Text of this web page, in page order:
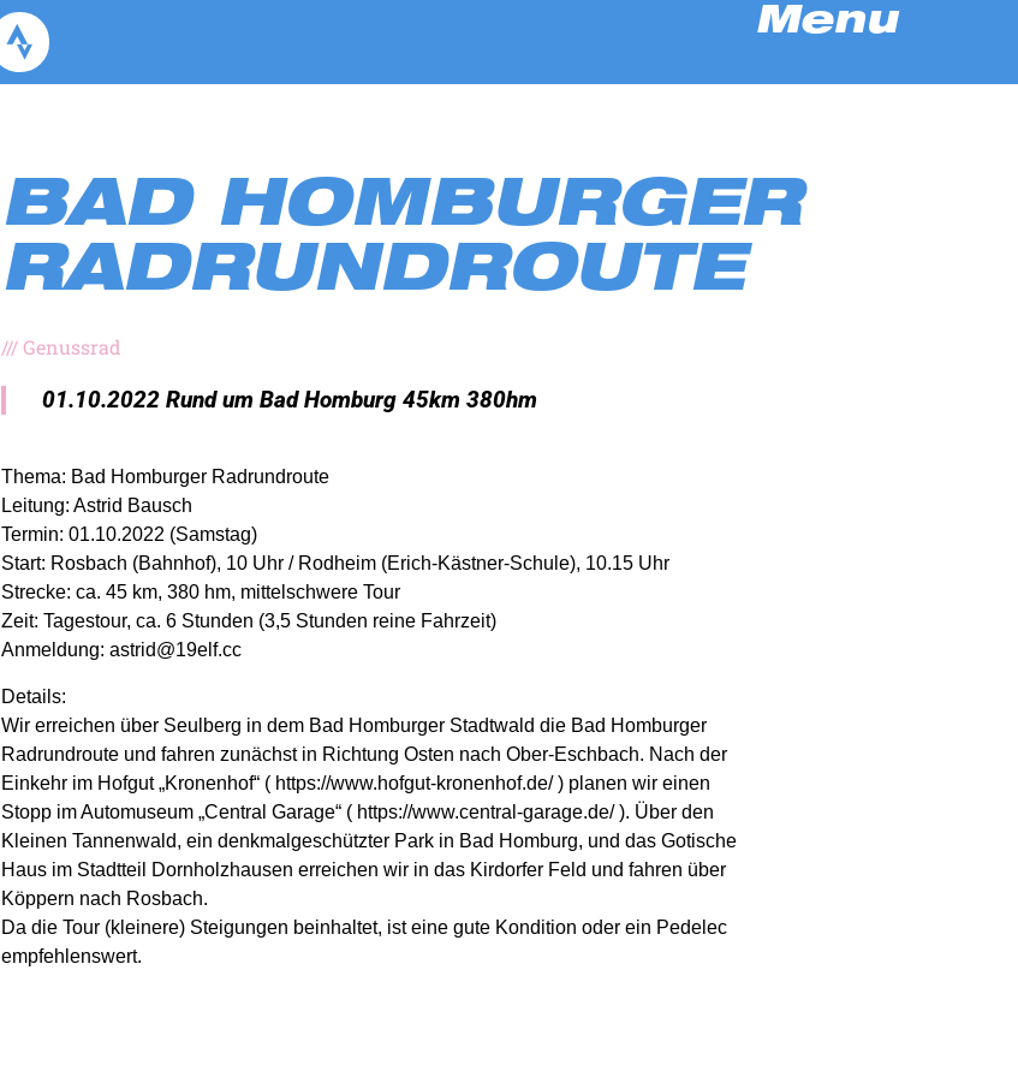
Menu
BAD HOMBURGER
RADRUNDROUTE
///Genussrad
01.10.2022 Rund um Bad Homburg 45km 380hm
Thema: Bad Homburger Radrundroute
Leitung: Astrid Bausch
Termin: 01.10.2022 (Samstag)
Start: Rosbach (Bahnhof), 10 Uhr / Rodheim (Erich-Kästner-Schule), 10.15 Uhr
Strecke: ca. 45 km, 380 hm, mittelschwere Tour
Zeit: Tagestour, ca. 6 Stunden (3,5 Stunden reine Fahrzeit)
Anmeldung: astrid@19elf.cc
Details:
Wir erreichen über Seulberg in dem Bad Homburger Stadtwald die Bad Homburger
Radrundroute und fahren zunächst in Richtung Osten nach Ober-Eschbach. Nach der
Einkehr im Hofgut „Kronenhof“ ( https://www.hofgut-kronenhof.de/ ) planen wir einen
Stopp im Automuseum „Central Garage“ ( https://www.central-garage.de/ ). Über den
Kleinen Tannenwald, ein denkmalgeschützter Park in Bad Homburg, und das Gotische
Haus im Stadtteil Dornholzhausen erreichen wir in das Kirdorfer Feld und fahren über
Köppern nach Rosbach.
Da die Tour (kleinere) Steigungen beinhaltet, ist eine gute Kondition oder ein Pedelec
empfehlenswert.